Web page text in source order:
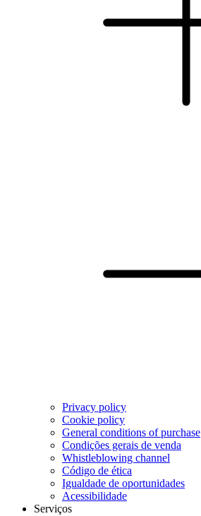
Privacy policy
Cookie policy
General conditions of purchase
Condições gerais de venda
Whistleblowing channel
Código de ética
Igualdade de oportunidades
Acessibilidade
Serviços